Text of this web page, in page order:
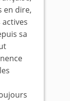
en dire,
actives
sa